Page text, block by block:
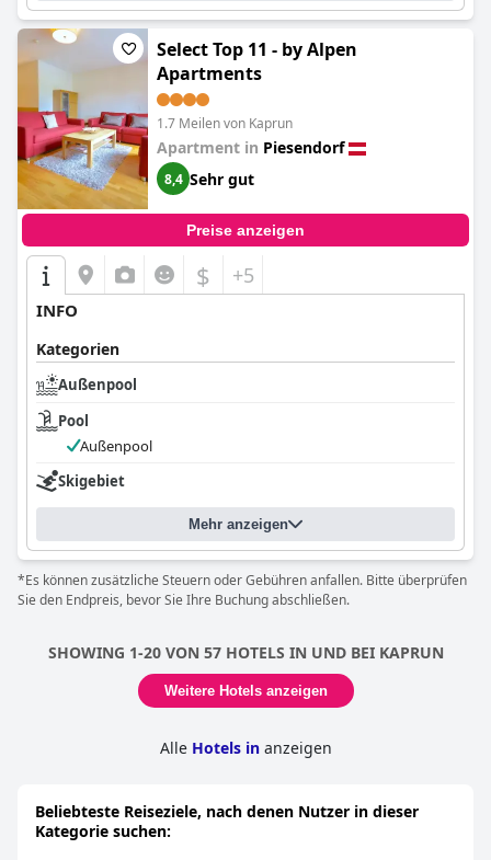
Select Top 11 - by Alpen
Apartments
1.7 Meilen von Kaprun
Apartment in Piesendorf
8,4 Sehr gut
Preise anzeigen
$ +5
INFO
Kategorien
Außenpool
Pool
Außenpool
Skigebiet
Mehr anzeigen
*Es können zusätzliche Steuern oder Gebühren anfallen. Bitte überprüfen
Sie den Endpreis, bevor Sie Ihre Buchung abschließen.
SHOWING 1-20 VON 57 HOTELS IN UND BEI KAPRUN
Weitere Hotels anzeigen
Alle Hotels in anzeigen
Beliebteste Reiseziele, nach denen Nutzer in dieser
Kategorie suchen: